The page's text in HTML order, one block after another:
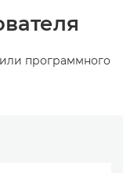
программного